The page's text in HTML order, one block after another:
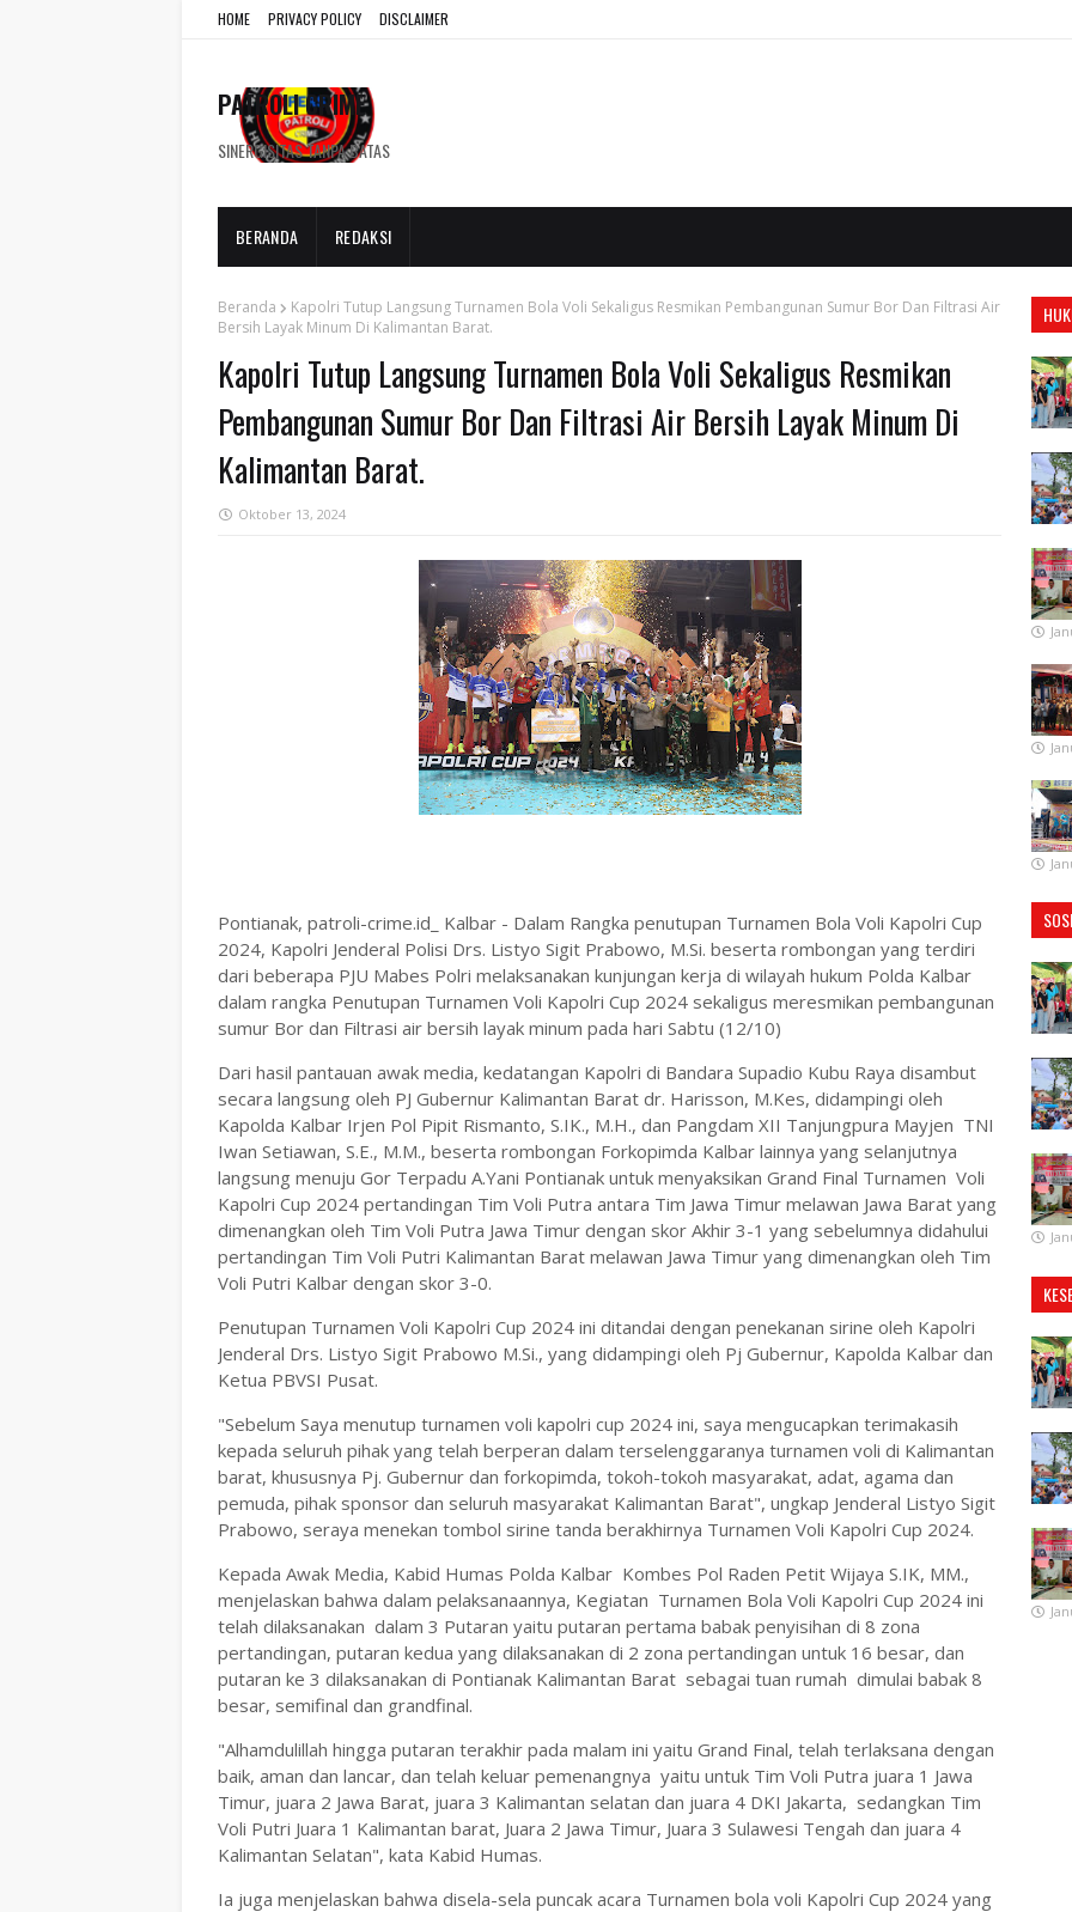
HOME PRIVACY POLICY DISCLAIMER
PATROLI CRIME
SINERGISITAS TANPA BATAS
BERANDA REDAKSI
Beranda
Kapolri Tutup Langsung Turnamen Bola Voli Sekaligus Resmikan Pembangunan Sumur Bor Dan Filtrasi Air
Bersih Layak Minum Di Kalimantan Barat.
Kapolri Tutup Langsung Turnamen Bola Voli Sekaligus Resmikan
Pembangunan Sumur Bor Dan Filtrasi Air Bersih Layak Minum Di
Kalimantan Barat.
Oktober 13, 2024
Pontianak, patroli-crime.id_ Kalbar - Dalam Rangka penutupan Turnamen Bola Voli Kapolri Cup
2024, Kapolri Jenderal Polisi Drs. Listyo Sigit Prabowo, M.Si. beserta rombongan yang terdiri
dari beberapa PJU Mabes Polri melaksanakan kunjungan kerja di wilayah hukum Polda Kalbar
dalam rangka Penutupan Turnamen Voli Kapolri Cup 2024 sekaligus meresmikan pembangunan
sumur Bor dan Filtrasi air bersih layak minum pada hari Sabtu (12/10)
Dari hasil pantauan awak media, kedatangan Kapolri di Bandara Supadio Kubu Raya disambut
secara langsung oleh PJ Gubernur Kalimantan Barat dr. Harisson, M.Kes, didampingi oleh
Kapolda Kalbar Irjen Pol Pipit Rismanto, S.IK., M.H., dan Pangdam XII Tanjungpura Mayjen TNI
Iwan Setiawan, S.E., M.M., beserta rombongan Forkopimda Kalbar lainnya yang selanjutnya
langsung menuju Gor Terpadu A.Yani Pontianak untuk menyaksikan Grand Final Turnamen Voli
Kapolri Cup 2024 pertandingan Tim Voli Putra antara Tim Jawa Timur melawan Jawa Barat yang
dimenangkan oleh Tim Voli Putra Jawa Timur dengan skor Akhir 3-1 yang sebelumnya didahului
pertandingan Tim Voli Putri Kalimantan Barat melawan Jawa Timur yang dimenangkan oleh Tim
Voli Putri Kalbar dengan skor 3-0.
Penutupan Turnamen Voli Kapolri Cup 2024 ini ditandai dengan penekanan sirine oleh Kapolri
Jenderal Drs. Listyo Sigit Prabowo M.Si., yang didampingi oleh Pj Gubernur, Kapolda Kalbar dan
Ketua PBVSI Pusat.
"Sebelum Saya menutup turnamen voli kapolri cup 2024 ini, saya mengucapkan terimakasih
kepada seluruh pihak yang telah berperan dalam terselenggaranya turnamen voli di Kalimantan
barat, khususnya Pj. Gubernur dan forkopimda, tokoh-tokoh masyarakat, adat, agama dan
pemuda, pihak sponsor dan seluruh masyarakat Kalimantan Barat", ungkap Jenderal Listyo Sigit
Prabowo, seraya menekan tombol sirine tanda berakhirnya Turnamen Voli Kapolri Cup 2024.
Kepada Awak Media, Kabid Humas Polda Kalbar Kombes Pol Raden Petit Wijaya S.IK, MM.,
menjelaskan bahwa dalam pelaksanaannya, Kegiatan Turnamen Bola Voli Kapolri Cup 2024 ini
telah dilaksanakan dalam 3 Putaran yaitu putaran pertama babak penyisihan di 8 zona
pertandingan, putaran kedua yang dilaksanakan di 2 zona pertandingan untuk 16 besar, dan
putaran ke 3 dilaksanakan di Pontianak Kalimantan Barat sebagai tuan rumah dimulai babak 8
besar, semifinal dan grandfinal.
"Alhamdulillah hingga putaran terakhir pada malam ini yaitu Grand Final, telah terlaksana dengan
baik, aman dan lancar, dan telah keluar pemenangnya yaitu untuk Tim Voli Putra juara 1 Jawa
Timur, juara 2 Jawa Barat, juara 3 Kalimantan selatan dan juara 4 DKI Jakarta, sedangkan Tim
Voli Putri Juara 1 Kalimantan barat, Juara 2 Jawa Timur, Juara 3 Sulawesi Tengah dan juara 4
Kalimantan Selatan", kata Kabid Humas.
Ia juga menjelaskan bahwa disela-sela puncak acara Turnamen bola voli Kapolri Cup 2024 yang